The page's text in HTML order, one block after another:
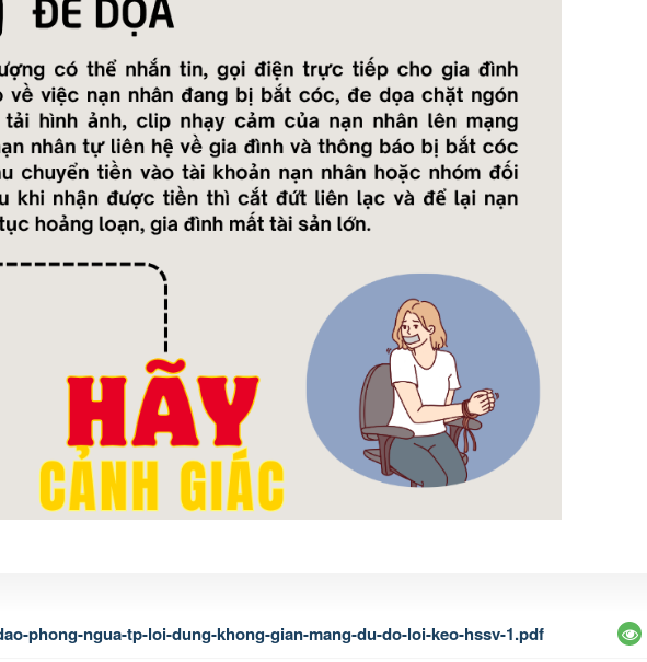
phong-ngua-tp-loi-dung-khong-gian-mang-du-do-loi-keo-hssv-1.pdf